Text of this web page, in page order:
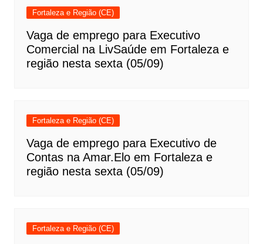
Fortaleza e Região (CE)
Vaga de emprego para Executivo
Comercial na LivSaúde em Fortaleza e
região nesta sexta (05/09)
Fortaleza e Região (CE)
Vaga de emprego para Executivo de
Contas na Amar.Elo em Fortaleza e
região nesta sexta (05/09)
Fortaleza e Região (CE)